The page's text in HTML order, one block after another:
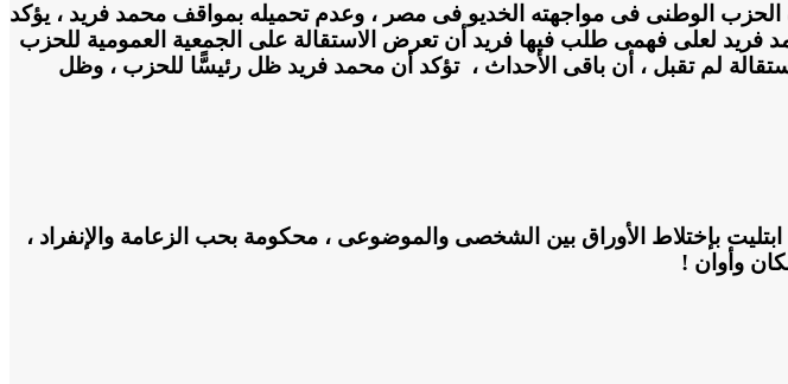
الوطنى فى مواجهته الخديو فى مصر ، وعدم تحميله بمواقف محمد فريد ، يؤكد
فريد لعلى فهمى طلب فيها فريد أن تعرض الاستقالة على الجمعية العمومية للحزب
لم تقبل ، أن باقى الأحداث ، تؤكد أن محمد فريد ظل رئيسًّا للحزب ، وظل
بإختلاط الأوراق بين الشخصى والموضوعى ، محكومة بحب الزعامة والإنفراد ،
وأوان !